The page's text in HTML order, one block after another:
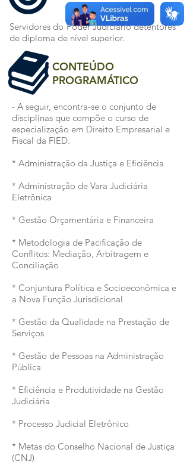
Servidores do Poder Judiciário detentores
de diploma de nível superior.
CONTEÚDO
PROGRAMÁTICO
- A seguir, encontra-se o conjunto de
disciplinas que compõe o curso de
especialização em Direito Empresarial e
Fiscal da FIED.
* Administração da Justiça e Eficiência
* Administração de Vara Judiciária
Eletrônica
* Gestão Orçamentária e Financeira
* Metodologia de Pacificação de
Conflitos: Mediação, Arbitragem e
Conciliação
* Conjuntura Política e Socioeconômica e
a Nova Função Jurisdicional
* Gestão da Qualidade na Prestação de
Serviços
* Gestão de Pessoas na Administração
Pública
* Eficiência e Produtividade na Gestão
Judiciária
* Processo Judicial Eletrônico
* Metas do Conselho Nacional de Justiça
(CNJ)